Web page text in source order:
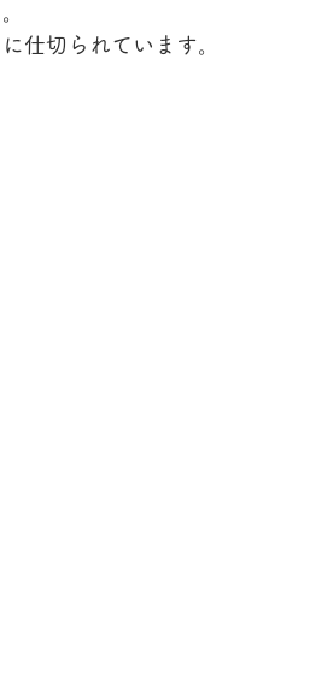
仕切られています。